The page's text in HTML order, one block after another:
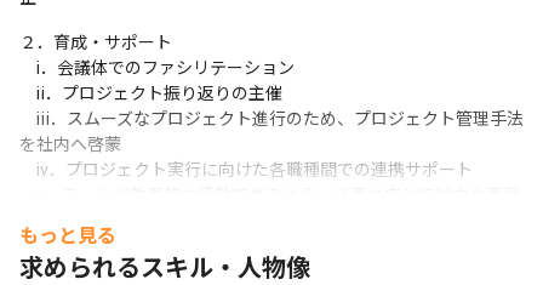
２．育成・サポート
ⅰ．会議体でのファシリテーション
ⅱ．プロジェクト振り返りの主催
ⅲ．スムーズなプロジェクト進行のため、プロジェクト管理手法
を社内へ啓蒙
ⅳ．プロジェクト実行に向けた各職種間での連携サポート
■チームの体制
もっと見る
求められるスキル・人物像